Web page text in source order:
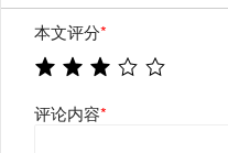
本文评分*
评论内容*